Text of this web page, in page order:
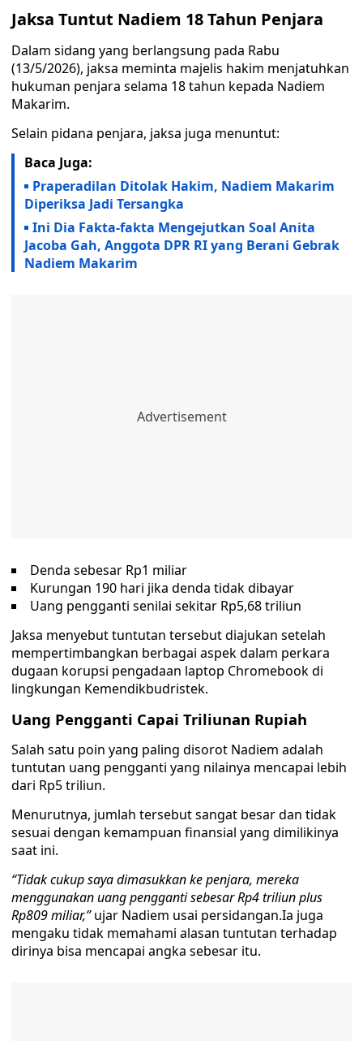
Jaksa Tuntut Nadiem 18 Tahun Penjara
Dalam sidang yang berlangsung pada Rabu
(13/5/2026), jaksa meminta majelis hakim menjatuhkan
hukuman penjara selama 18 tahun kepada Nadiem
Makarim.
Selain pidana penjara, jaksa juga menuntut:
Baca Juga:
Praperadilan Ditolak Hakim, Nadiem Makarim
Diperiksa Jadi Tersangka
Ini Dia Fakta-fakta Mengejutkan Soal Anita
Jacoba Gah, Anggota DPR RI yang Berani Gebrak
Nadiem Makarim
Denda sebesar Rp1 miliar
Kurungan 190 hari jika denda tidak dibayar
Uang pengganti senilai sekitar Rp5,68 triliun
Jaksa menyebut tuntutan tersebut diajukan setelah
mempertimbangkan berbagai aspek dalam perkara
dugaan korupsi pengadaan laptop Chromebook di
lingkungan Kemendikbudristek.
Uang Pengganti Capai Triliunan Rupiah
Salah satu poin yang paling disorot Nadiem adalah
tuntutan uang pengganti yang nilainya mencapai lebih
dari Rp5 triliun.
Menurutnya, jumlah tersebut sangat besar dan tidak
sesuai dengan kemampuan finansial yang dimilikinya
saat ini.
“Tidak cukup saya dimasukkan ke penjara, mereka
menggunakan uang pengganti sebesar Rp4 triliun plus
Rp809 miliar,”ujar Nadiem usai persidangan.Ia juga
mengaku tidak memahami alasan tuntutan terhadap
dirinya bisa mencapai angka sebesar itu.